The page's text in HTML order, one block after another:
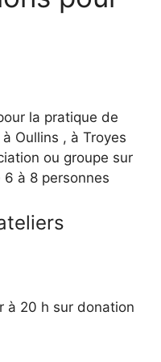
la pratique de
Oullins , à Troyes
ou groupe sur
6 à 8 personnes
à 20 h sur donation